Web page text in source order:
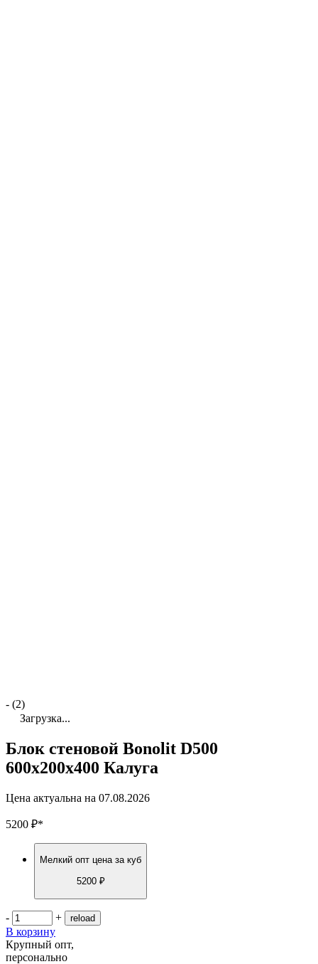
- (2)
Загрузка...
Блок стеновой Bonolit D500
600х200х400 Калуга
Цена актуальна на 07.08.2026
5200 ₽*
Мелкий опт цена за куб
5200 ₽
-
+
В корзину
Крупный опт,
персонально